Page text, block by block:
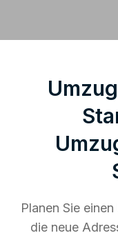
Planen Sie
die neue